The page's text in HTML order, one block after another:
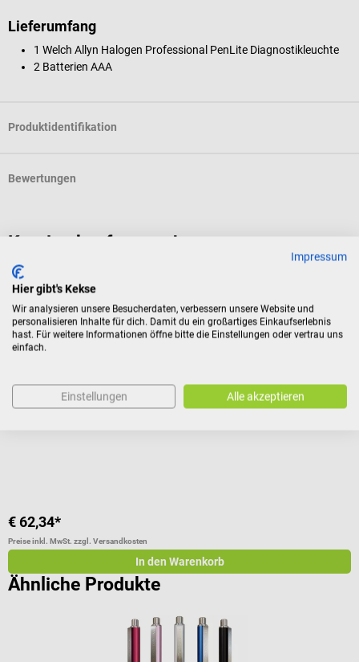
Lieferumfang
1 Welch Allyn Halogen Professional PenLite Diagnostikleuchte
2 Batterien AAA
Produktidentifikation
Bewertungen
Kunden kauften auch
HEINE Optotechnik
HEINE mini-c LED Cliplampe
Untersuchungsleuchte im kompakten Taschenformat
Durchschnittliche Bewertung von 4.5 von 5 Sternen
€ 62,34*
Preise inkl. MwSt. zzgl. Versandkosten
In den Warenkorb
Ähnliche Produkte
Impressum
Hier gibt's Kekse
Wir analysieren unsere Besucherdaten, verbessern unsere Website und
personalisieren Inhalte für dich. Damit du ein großartiges Einkaufserlebnis
hast. Für weitere Informationen öffne bitte die Einstellungen oder vertrau uns
einfach.
Einstellungen Alle akzeptieren